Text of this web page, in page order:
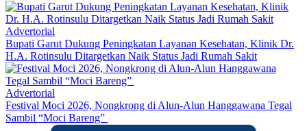
Advertorial
Bupati Garut Dukung Peningkatan Layanan Kesehatan, Klinik Dr.
H.A. Rotinsulu Ditargetkan Naik Status Jadi Rumah Sakit
Advertorial
Festival Moci 2026, Nongkrong di Alun-Alun Hanggawana Tegal
Sambil “Moci Bareng”